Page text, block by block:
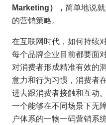
Marketing）， 简单地说
的营销策略。
在互联网时代，如何持续
每个品牌企业目前都要面
对消费者形成精准有效的
意力和行为习惯，消费者
进去跟消费者接触和互动
一个能够在不同场景下无
户体系的一物一码营销系统